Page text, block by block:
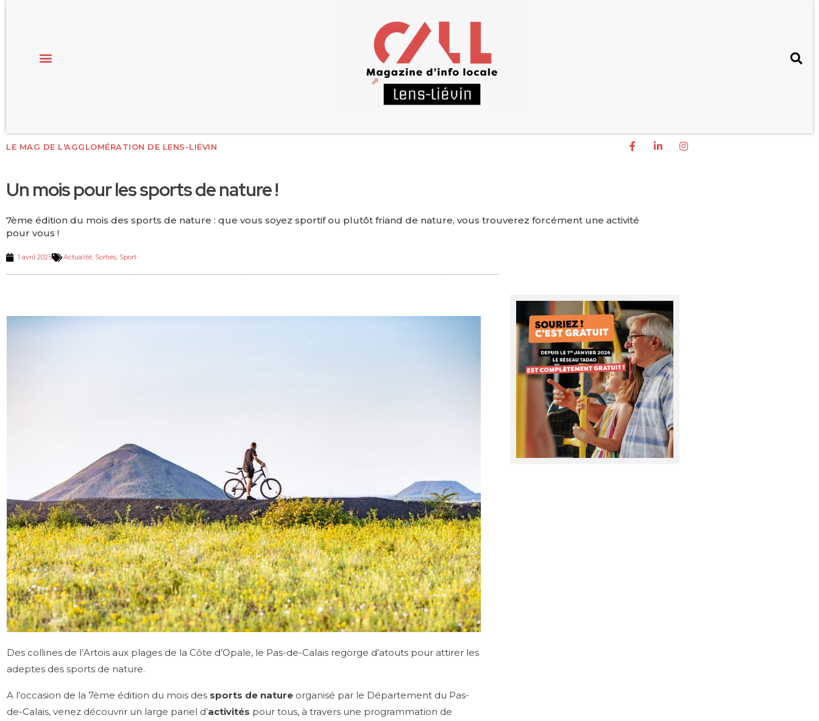
LE MAG DE L'AGGLOMÉRATION DE LENS-LIÉVIN
Un mois pour les sports de nature !
7ème édition du mois des sports de nature : que vous soyez sportif ou plutôt friand de nature, vous trouverez forcément une activité
pour vous !
1 avril 2025 Actualité, Sorties, Sport
Des collines de l’Artois aux plages de la Côte d’Opale, le Pas-de-Calais regorge d’atouts pour attirer les
adeptes des sports de nature.
A l’occasion de la 7ème édition du mois des sports de nature organisé par le Département du Pas-
de-Calais, venez découvrir un large panel d’activités pour tous, à travers une programmation de